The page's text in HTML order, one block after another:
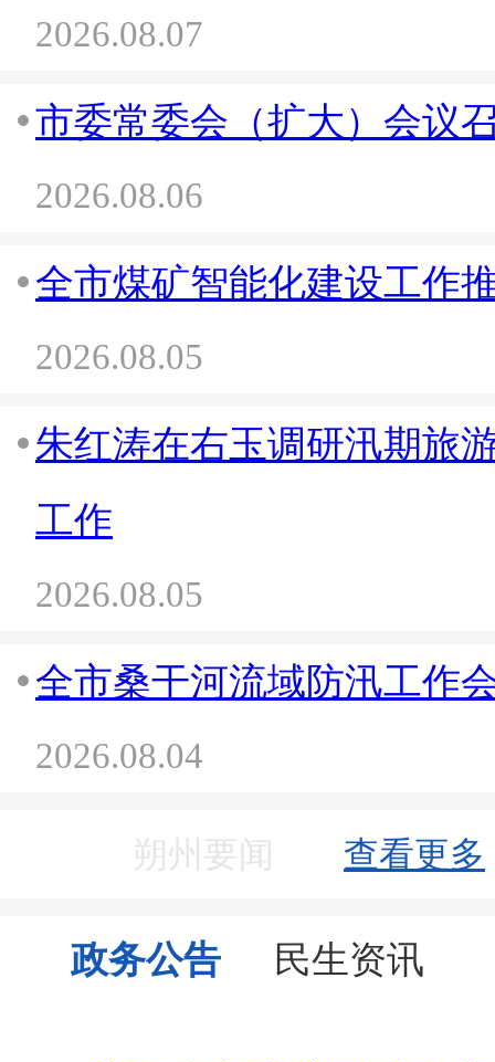
2026.08.07
市委常委会（扩大）会议
2026.08.06
全市煤矿智能化建设工作
2026.08.05
朱红涛在右玉调研汛期旅
工作
2026.08.05
全市桑干河流域防汛工作
2026.08.04
查看更多
朔州要闻
政务公告 民生资讯